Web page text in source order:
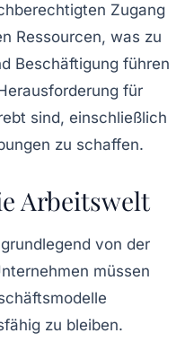
Zugang
Ressourcen, was zu
Beschäftigung führen
für
sind, einschließlich
zu schaffen.
Arbeitswelt
von der
müssen
zu bleiben.